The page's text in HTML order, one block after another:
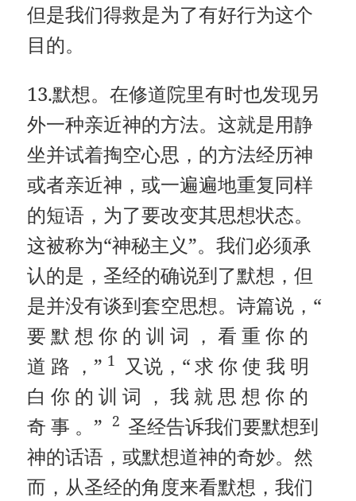
但是我们得救是为了有好行为这个
目的。
13.默想。在修道院里有时也发现另
外一种亲近神的方法。这就是用静
坐并试着掏空心思，的方法经历神
或者亲近神，或一遍遍地重复同样
的短语，为了要改变其思想状态。
这被称为“神秘主义”。我们必须承
认的是，圣经的确说到了默想，但
是并没有谈到套空思想。诗篇说，“
要 默 想 你 的 训 词 ， 看 重 你 的
道 路 ，” 1 又说，“求 你 使 我 明
白 你 的 训 词 ， 我 就 思 想 你 的
奇 事 。” 2 圣经告诉我们要默想到
神的话语，或默想道神的奇妙。然
而，从圣经的角度来看默想，我们